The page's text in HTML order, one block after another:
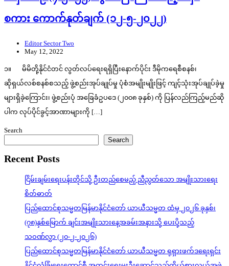
စကား ကောက်နုတ်ချက် (၁၂-၅-၂၀၂၂)
Editor Sector Two
May 12, 2022
၁။ မိမိတို့နိုင်ငံတင် လွတ်လပ်ရေးရရှိပြီးနောက်ပိုင်း ဒီမိုကရေစီစနစ်၊
ဆိုရှယ်လစ်စနစ်စသည့် ဖွဲ့စည်းအုပ်ချုပ်မှု ပုံစံအမျိုးမျိုးဖြင့် ကျင့်သုံးအုပ်ချုပ်ခဲ့မှု
များရှိခဲ့ကြောင်း၊ ဖွဲ့စည်းပုံ အခြေခံဥပဒေ (၂၀၀၈ ခုနှစ်) ကို ပြန်လည်ကြည့်မည်ဆို
ပါက လုပ်ပိုင်ခွင့်အာဏာများကို […]
Search
Search
Recent Posts
ငြိမ်းချမ်းရေးပန်းတိုင်သို့ ဦးတည်စေမည့် ညီညွတ်သော အမျိုးသားရေး
စိတ်ဓာတ်
ပြည်ထောင်စုသမ္မတမြန်မာနိုင်ငံတော် ယာယီသမ္မတ ထံမှ ၂၀၂၆ ခုနှစ်၊
(၇၈)နှစ်မြောက် ချင်းအမျိုးသားနေ့အခမ်းအနားသို့ ပေးပို့သည့်
သဝဏ်လွှာ (၂၀-၂-၂၀၂၆)
ပြည်ထောင်စုသမ္မတမြန်မာနိုင်ငံတော် ယာယီသမ္မတ ရုရှားဖက်ဒရေးရှင်း